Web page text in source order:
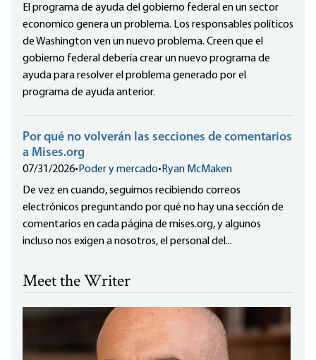
El programa de ayuda del gobierno federal en un sector
economico genera un problema. Los responsables políticos
de Washington ven un nuevo problema. Creen que el
gobierno federal debería crear un nuevo programa de
ayuda para resolver el problema generado por el
programa de ayuda anterior.
Por qué no volverán las secciones de comentarios
a Mises.org
07/31/2026•Poder y mercado•Ryan McMaken
De vez en cuando, seguimos recibiendo correos
electrónicos preguntando por qué no hay una sección de
comentarios en cada página de mises.org, y algunos
incluso nos exigen a nosotros, el personal del...
Meet the Writer